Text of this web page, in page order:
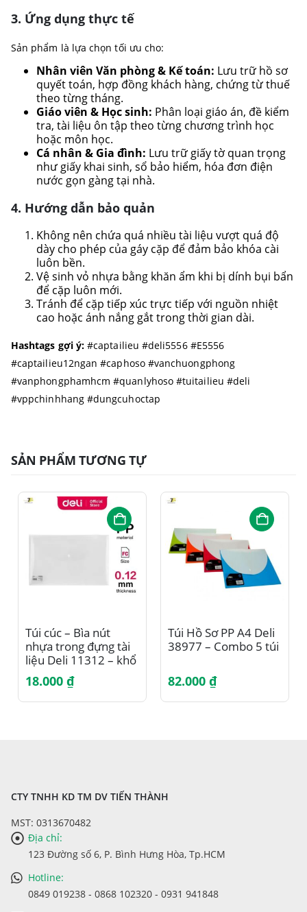
3. Ứng dụng thực tế
Sản phẩm là lựa chọn tối ưu cho:
Nhân viên Văn phòng & Kế toán: Lưu trữ hồ sơ
quyết toán, hợp đồng khách hàng, chứng từ thuế
theo từng tháng.
Giáo viên & Học sinh: Phân loại giáo án, đề kiểm
tra, tài liệu ôn tập theo từng chương trình học
hoặc môn học.
Cá nhân & Gia đình: Lưu trữ giấy tờ quan trọng
như giấy khai sinh, sổ bảo hiểm, hóa đơn điện
nước gọn gàng tại nhà.
4. Hướng dẫn bảo quản
Không nên chứa quá nhiều tài liệu vượt quá độ
dày cho phép của gáy cặp để đảm bảo khóa cài
luôn bền.
Vệ sinh vỏ nhựa bằng khăn ẩm khi bị dính bụi bẩn
để cặp luôn mới.
Tránh để cặp tiếp xúc trực tiếp với nguồn nhiệt
cao hoặc ánh nắng gắt trong thời gian dài.
Hashtags gợi ý: #captailieu #deli5556 #E5556
#captailieu12ngan #caphoso #vanchuongphong
#vanphongphamhcm #quanlyhoso #tuitailieu #deli
#vppchinhhang #dungcuhoctap
SẢN PHẨM TƯƠNG TỰ
Túi cúc – Bìa nút
nhựa trong đựng tài
liệu Deli 11312 – khổ
F4 – EF11312 – 3 cái
18.000 ₫
Túi Hồ Sơ PP A4 Deli
38977 – Combo 5 túi
82.000 ₫
CTY TNHH KD TM DV TIẾN THÀNH
MST: 0313670482
Địa chỉ:
123 Đường số 6, P. Bình Hưng Hòa, Tp.HCM
Hotline:
0849 019238 - 0868 102320 - 0931 941848